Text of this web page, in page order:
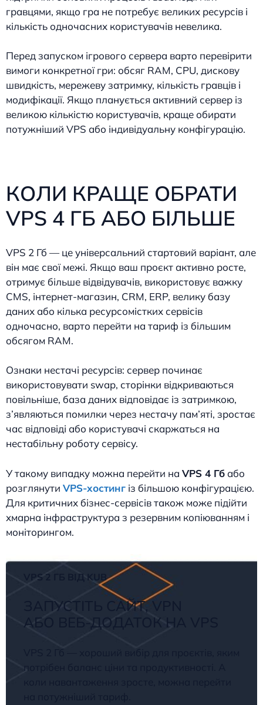
гравцями, якщо гра не потребує великих ресурсів і
кількість одночасних користувачів невелика.
Перед запуском ігрового сервера варто перевірити
вимоги конкретної гри: обсяг RAM, CPU, дискову
швидкість, мережеву затримку, кількість гравців і
модифікації. Якщо планується активний сервер із
великою кількістю користувачів, краще обирати
потужніший VPS або індивідуальну конфігурацію.
КОЛИ КРАЩЕ ОБРАТИ
VPS 4 ГБ АБО БІЛЬШЕ
VPS 2 Гб — це універсальний стартовий варіант, але
він має свої межі. Якщо ваш проєкт активно росте,
отримує більше відвідувачів, використовує важку
CMS, інтернет-магазин, CRM, ERP, велику базу
даних або кілька ресурсомістких сервісів
одночасно, варто перейти на тариф із більшим
обсягом RAM.
Ознаки нестачі ресурсів: сервер починає
використовувати swap, сторінки відкриваються
повільніше, база даних відповідає із затримкою,
з’являються помилки через нестачу пам’яті, зростає
час відповіді або користувачі скаржаться на
нестабільну роботу сервісу.
У такому випадку можна перейти на VPS 4 Гб або
розглянути VPS-хостинг із більшою конфігурацією.
Для критичних бізнес-сервісів також може підійти
хмарна інфраструктура з резервним копіюванням і
моніторингом.
VPS 2 ГБ ВІД KUB
ЗАПУСТІТЬ САЙТ, VPN
АБО ВЕБ-ДОДАТОК НА VPS
потрібен баланс ціни та продуктивності. А